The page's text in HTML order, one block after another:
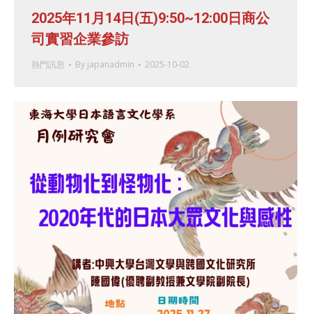
2025年11月14日(五)9:50~12:00日商公
司實習企業參訪
熱門訊息 By japanadmin 2025-10-02